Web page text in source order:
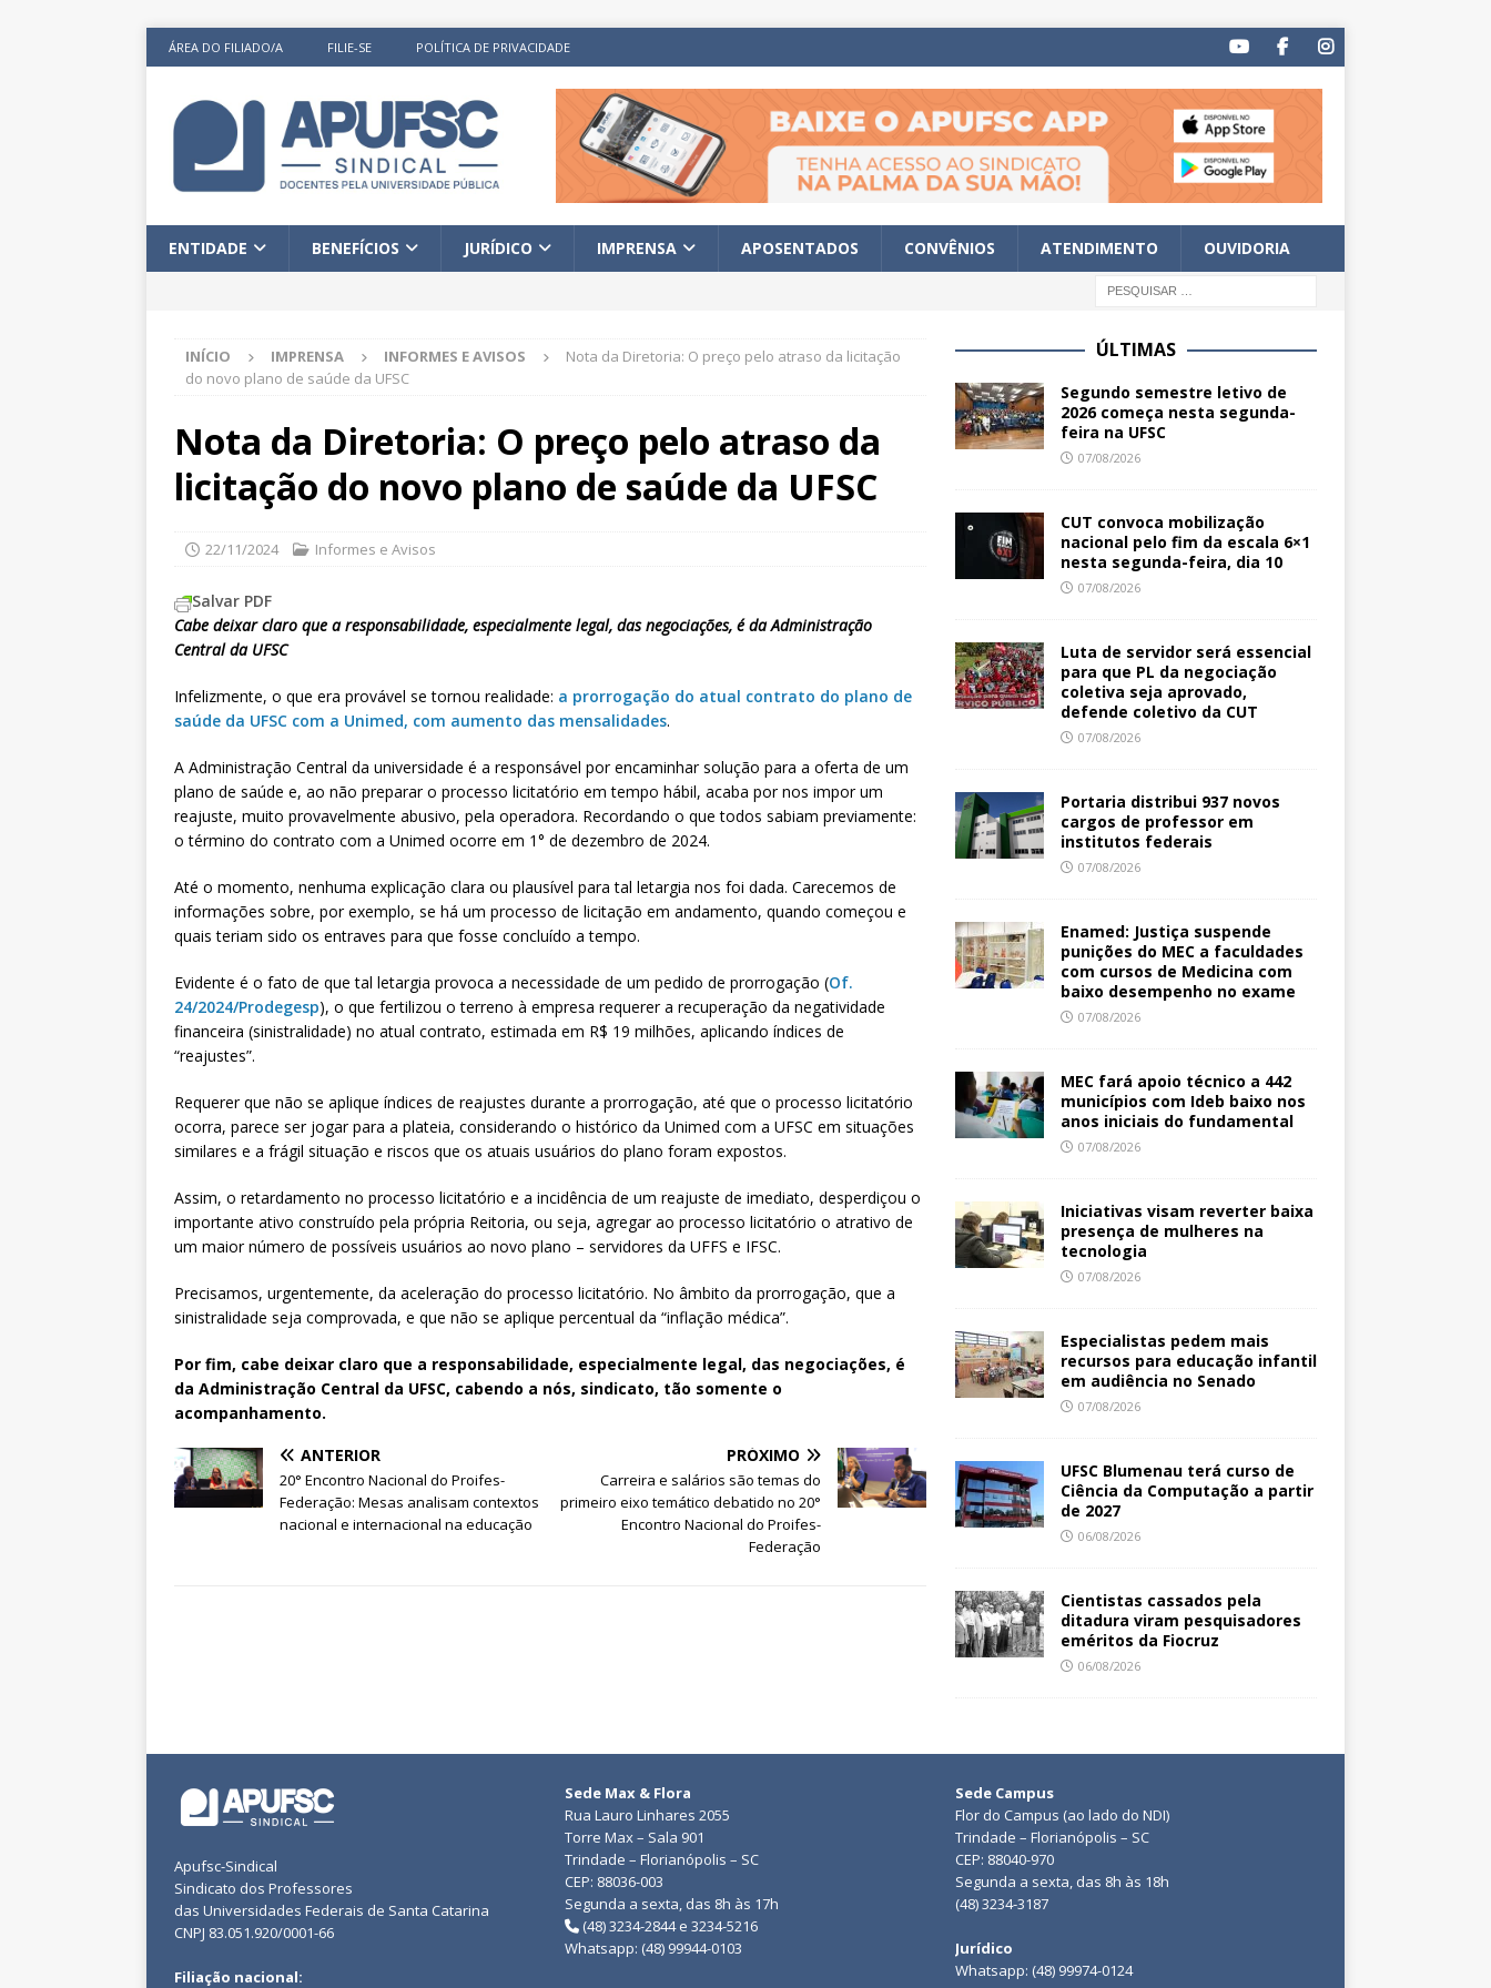
ÁREA DO FILIADO/A FILIE-SE POLÍTICA DE PRIVACIDADE
ENTIDADE BENEFÍCIOS JURÍDICO IMPRENSA APOSENTADOS CONVÊNIOS ATENDIMENTO OUVIDORIA
INÍCIO IMPRENSA INFORMES E AVISOS
Nota da Diretoria: O preço pelo atraso da licitação
do novo plano de saúde da UFSC
Nota da Diretoria: O preço pelo atraso da
licitação do novo plano de saúde da UFSC
22/11/2024 Informes e Avisos
Salvar PDF
Cabe deixar claro que a responsabilidade, especialmente legal, das negociações, é da Administração
Central da UFSC
Infelizmente, o que era provável se tornou realidade: a prorrogação do atual contrato do plano de
saúde da UFSC com a Unimed, com aumento das mensalidades.
A Administração Central da universidade é a responsável por encaminhar solução para a oferta de um
plano de saúde e, ao não preparar o processo licitatório em tempo hábil, acaba por nos impor um
reajuste, muito provavelmente abusivo, pela operadora. Recordando o que todos sabiam previamente:
o término do contrato com a Unimed ocorre em 1° de dezembro de 2024.
Até o momento, nenhuma explicação clara ou plausível para tal letargia nos foi dada. Carecemos de
informações sobre, por exemplo, se há um processo de licitação em andamento, quando começou e
quais teriam sido os entraves para que fosse concluído a tempo.
Evidente é o fato de que tal letargia provoca a necessidade de um pedido de prorrogação (Of.
24/2024/Prodegesp), o que fertilizou o terreno à empresa requerer a recuperação da negatividade
financeira (sinistralidade) no atual contrato, estimada em R$ 19 milhões, aplicando índices de
“reajustes”.
Requerer que não se aplique índices de reajustes durante a prorrogação, até que o processo licitatório
ocorra, parece ser jogar para a plateia, considerando o histórico da Unimed com a UFSC em situações
similares e a frágil situação e riscos que os atuais usuários do plano foram expostos.
Assim, o retardamento no processo licitatório e a incidência de um reajuste de imediato, desperdiçou o
importante ativo construído pela própria Reitoria, ou seja, agregar ao processo licitatório o atrativo de
um maior número de possíveis usuários ao novo plano – servidores da UFFS e IFSC.
Precisamos, urgentemente, da aceleração do processo licitatório. No âmbito da prorrogação, que a
sinistralidade seja comprovada, e que não se aplique percentual da “inflação médica”.
Por fim, cabe deixar claro que a responsabilidade, especialmente legal, das negociações, é
da Administração Central da UFSC, cabendo a nós, sindicato, tão somente o
acompanhamento.
ANTERIOR
20° Encontro Nacional do Proifes-
Federação: Mesas analisam contextos
nacional e internacional na educação
PRÓXIMO
Carreira e salários são temas do
primeiro eixo temático debatido no 20°
Encontro Nacional do Proifes-
Federação
ÚLTIMAS
Segundo semestre letivo de
2026 começa nesta segunda-
feira na UFSC
07/08/2026
CUT convoca mobilização
nacional pelo fim da escala 6×1
nesta segunda-feira, dia 10
07/08/2026
Luta de servidor será essencial
para que PL da negociação
coletiva seja aprovado,
defende coletivo da CUT
07/08/2026
Portaria distribui 937 novos
cargos de professor em
institutos federais
07/08/2026
Enamed: Justiça suspende
punições do MEC a faculdades
com cursos de Medicina com
baixo desempenho no exame
07/08/2026
MEC fará apoio técnico a 442
municípios com Ideb baixo nos
anos iniciais do fundamental
07/08/2026
Iniciativas visam reverter baixa
presença de mulheres na
tecnologia
07/08/2026
Especialistas pedem mais
recursos para educação infantil
em audiência no Senado
07/08/2026
UFSC Blumenau terá curso de
Ciência da Computação a partir
de 2027
06/08/2026
Cientistas cassados pela
ditadura viram pesquisadores
eméritos da Fiocruz
06/08/2026
Apufsc-Sindical
Sindicato dos Professores
das Universidades Federais de Santa Catarina
CNPJ 83.051.920/0001-66
Filiação nacional:
Sede Max & Flora
Rua Lauro Linhares 2055
Torre Max – Sala 901
Trindade – Florianópolis – SC
CEP: 88036-003
Segunda a sexta, das 8h às 17h
(48) 3234-2844 e 3234-5216
Whatsapp: (48) 99944-0103
Sede Campus
Flor do Campus (ao lado do NDI)
Trindade – Florianópolis – SC
CEP: 88040-970
Segunda a sexta, das 8h às 18h
(48) 3234-3187
Jurídico
Whatsapp: (48) 99974-0124